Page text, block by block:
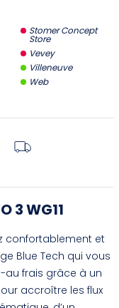
Stomer Concept
Store
Vevey
Villeneuve
Web
3 WG11
confortablement et
Blue Tech qui vous
au frais grâce à un
accroître les flux